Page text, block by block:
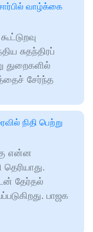
வாழ்க்கை
சுதந்திரப்
துறைகளில்
சேர்ந்த
நிதி பெற்று
என்ன
தேர்தல்
பாஜக